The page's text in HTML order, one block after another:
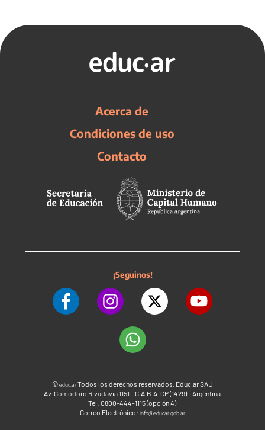
Acerca de
Condiciones de uso
Contacto
¡Seguinos!
©educ.arTodos los derechos reservados. Educ.ar SAU
Av. Comodoro Rivadavia 1151 - C.A.B.A. CP (1429) - Argentina
Tel: 0800-444-1115 (opción 4)
Correo Electrónico: info@educar.gob.ar